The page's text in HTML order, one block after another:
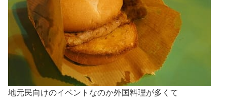
地元民向けのイベントなのか外国料理が多くて